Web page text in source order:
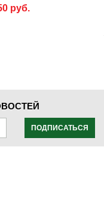
руб.
ПОДПИСАТЬСЯ